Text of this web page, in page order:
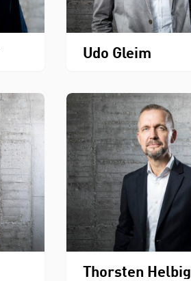
Udo Gleim
Thorsten Helbig